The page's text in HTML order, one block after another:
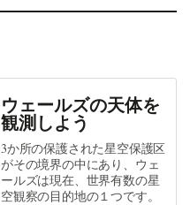
ウェールズの天体を
観測しよう
3か所の保護された星空保護区
がその境界の中にあり、ウェ
ールズは現在、世界有数の星
空観察の目的地の１つです。